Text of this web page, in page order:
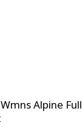
Alpine Full